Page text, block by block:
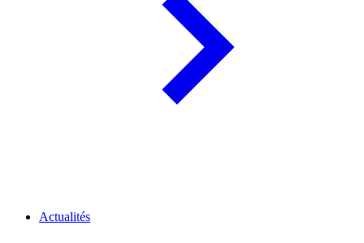
Actualités